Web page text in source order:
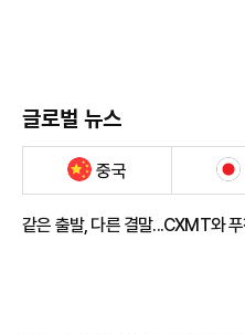
글로벌 뉴스
중국
같은 출발, 다른 결말...CXMT와